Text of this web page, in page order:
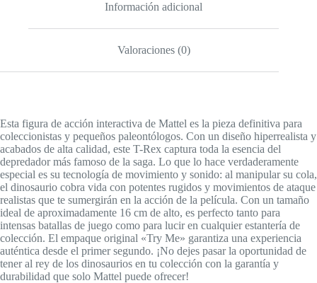
Información adicional
Valoraciones (0)
Esta figura de acción interactiva de Mattel es la pieza definitiva para
coleccionistas y pequeños paleontólogos. Con un diseño hiperrealista y
acabados de alta calidad, este T-Rex captura toda la esencia del
depredador más famoso de la saga. Lo que lo hace verdaderamente
especial es su tecnología de movimiento y sonido: al manipular su cola,
el dinosaurio cobra vida con potentes rugidos y movimientos de ataque
realistas que te sumergirán en la acción de la película. Con un tamaño
ideal de aproximadamente 16 cm de alto, es perfecto tanto para
intensas batallas de juego como para lucir en cualquier estantería de
colección. El empaque original «Try Me» garantiza una experiencia
auténtica desde el primer segundo. ¡No dejes pasar la oportunidad de
tener al rey de los dinosaurios en tu colección con la garantía y
durabilidad que solo Mattel puede ofrecer!